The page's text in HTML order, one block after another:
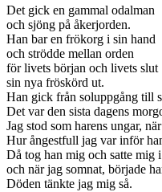
Det gick en gammal odalman
och sjöng på åkerjorden.
Han bar en frökorg i sin hand
och strödde mellan orden
för livets början och livets slut
sin nya fröskörd ut.
Han gick från soluppgång till
Det var den sista dagens
Jag stod som harens ungar,
Hur ångestfull jag var inför
Då tog han mig och satte mig
och när jag somnat, började
Döden tänkte jag mig så.